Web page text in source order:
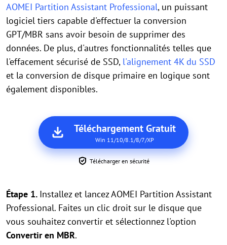
AOMEI Partition Assistant Professional, un puissant
logiciel tiers capable d'effectuer la conversion
GPT/MBR sans avoir besoin de supprimer des
données. De plus, d'autres fonctionnalités telles que
l'effacement sécurisé de SSD, l'alignement 4K du SSD
et la conversion de disque primaire en logique sont
également disponibles.
Téléchargement Gratuit
Win 11/10/8.1/8/7/XP
Télécharger en sécurité
Étape 1. Installez et lancez AOMEI Partition Assistant
Professional. Faites un clic droit sur le disque que
vous souhaitez convertir et sélectionnez l'option
Convertir en MBR.